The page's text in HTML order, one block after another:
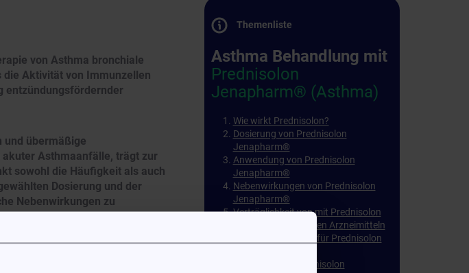
von Asthma bronchiale
Aktivität von Immunzellen
entzündungsfördernder
und übermäßige
Asthmaanfälle, trägt zur
sowohl die Häufigkeit als auch
Dosierung und der
Nebenwirkungen zu
Themenliste
Asthma Behandlung mit
Prednisolon
Jenapharm® (Asthma)
Wie wirkt Prednisolon?
Dosierung von Prednisolon
Jenapharm®
Anwendung von Prednisolon
Jenapharm®
Nebenwirkungen von Prednisolon
Jenapharm®
Verträglichkeit von mit Prednisolon
Jenapharm® anderen Arzneimitteln
Kontraindikationen für Prednisolon
Lagerung von Prednisolon